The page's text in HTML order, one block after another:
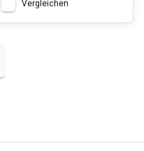
Vergleichen